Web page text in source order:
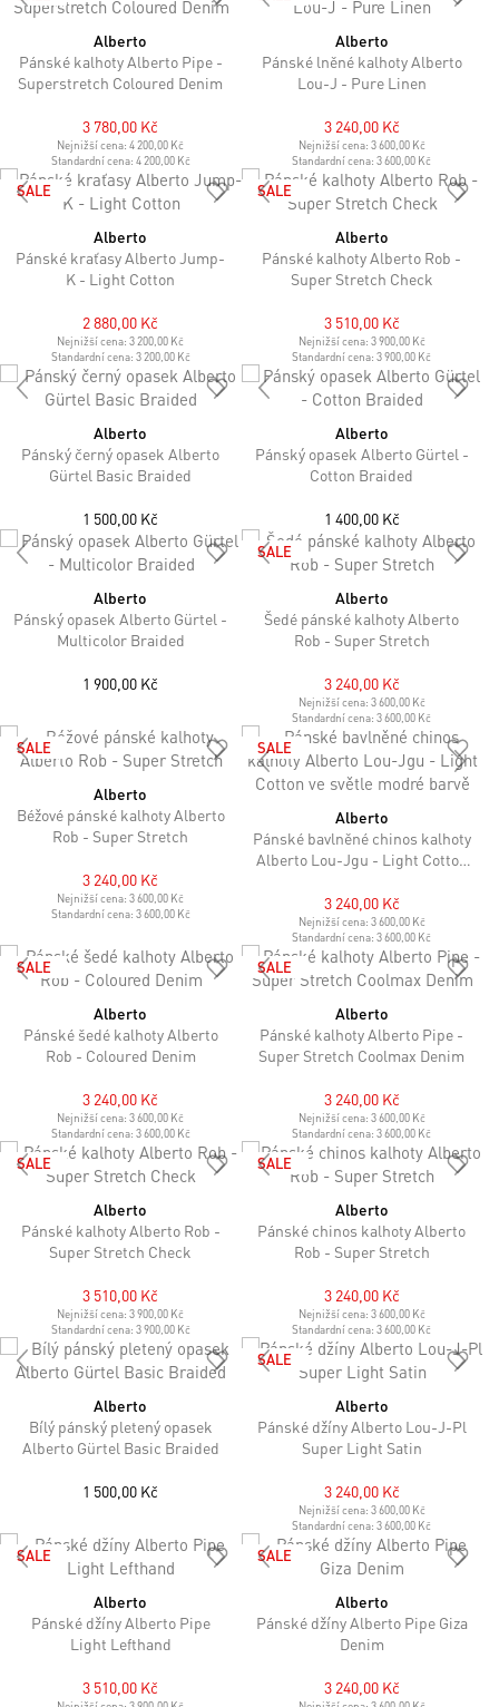
Alberto
Pánské kalhoty Alberto Pipe -
Superstretch Coloured Denim
3 780,00 Kč
Nejnižší cena:4 200,00 Kč
Standardní cena: 4 200,00 Kč
Alberto
Pánské lněné kalhoty Alberto
Lou-J - Pure Linen
3 240,00 Kč
Nejnižší cena: 3 600,00 Kč
Standardní cena:3 600,00 Kč
SALE
Alberto
Pánské kraťasy Alberto Jump-
K - Light Cotton
2 880,00 Kč
Nejnižší cena:3 200,00 Kč
Standardní cena: 3 200,00 Kč
SALE
Alberto
Pánské kalhoty Alberto Rob -
Super Stretch Check
3 510,00 Kč
Nejnižší cena: 3 900,00 Kč
Standardní cena:3 900,00 Kč
Alberto
Pánský černý opasek Alberto
Gürtel Basic Braided
1 500,00 Kč
Alberto
Pánský opasek Alberto Gürtel -
Cotton Braided
1 400,00 Kč
Alberto
Pánský opasek Alberto Gürtel -
Multicolor Braided
1 900,00 Kč
SALE
Alberto
Šedé pánské kalhoty Alberto
Rob - Super Stretch
3 240,00 Kč
Nejnižší cena: 3 600,00 Kč
Standardní cena:3 600,00 Kč
SALE
Alberto
Béžové pánské kalhoty Alberto
Rob - Super Stretch
3 240,00 Kč
Nejnižší cena:3 600,00 Kč
Standardní cena: 3 600,00 Kč
SALE
Alberto
Pánské bavlněné chinos kalhoty
Alberto Lou-Jgu - Light Cotton
3 240,00 Kč
Nejnižší cena: 3 600,00 Kč
Standardní cena:3 600,00 Kč
SALE
Alberto
Pánské šedé kalhoty Alberto
Rob - Coloured Denim
3 240,00 Kč
Nejnižší cena:3 600,00 Kč
Standardní cena: 3 600,00 Kč
SALE
Alberto
Pánské kalhoty Alberto Pipe -
Super Stretch Coolmax Denim
3 240,00 Kč
Nejnižší cena: 3 600,00 Kč
Standardní cena:3 600,00 Kč
SALE
Alberto
Pánské kalhoty Alberto Rob -
Super Stretch Check
3 510,00 Kč
Nejnižší cena:3 900,00 Kč
Standardní cena: 3 900,00 Kč
SALE
Alberto
Pánské chinos kalhoty Alberto
Rob - Super Stretch
3 240,00 Kč
Nejnižší cena: 3 600,00 Kč
Standardní cena:3 600,00 Kč
Alberto
Bílý pánský pletený opasek
Alberto Gürtel Basic Braided
1 500,00 Kč
SALE
Alberto
Pánské džíny Alberto Lou-J-Pl
Super Light Satin
3 240,00 Kč
Nejnižší cena: 3 600,00 Kč
Standardní cena:3 600,00 Kč
SALE
Alberto
Pánské džíny Alberto Pipe
Light Lefthand
3 510,00 Kč
SALE
Alberto
Pánské džíny Alberto Pipe Giza
Denim
3 240,00 Kč